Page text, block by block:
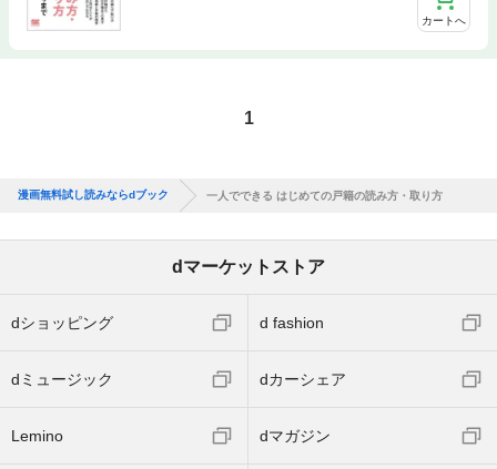
カートへ
1
漫画無料試し読みならdブック 一人でできる はじめての戸籍の読み方・取り方
dマーケットストア
dショッピング d fashion
dミュージック dカーシェア
Lemino dマガジン